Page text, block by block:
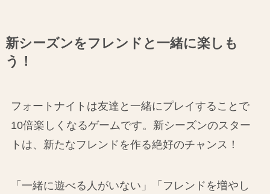
新シーズンをフレンドと一緒に楽しも
う！
フォートナイトは友達と一緒にプレイすることで
10倍楽しくなるゲームです。新シーズンのスター
トは、新たなフレンドを作る絶好のチャンス！
「一緒に遊べる人がいない」「フレンドを増やし